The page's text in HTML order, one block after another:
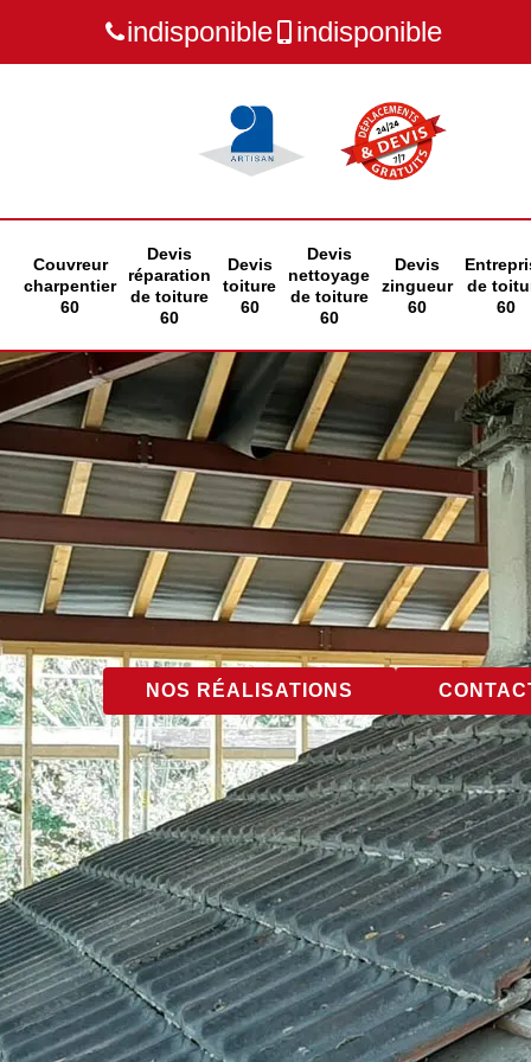
indisponible indisponible
Couvreur
charpentier
60
Devis
réparation
de toiture
60
Devis
toiture
60
Devis
nettoyage
de toiture
60
Devis
zingueur
60
de
60
NOS RÉALISATIONS